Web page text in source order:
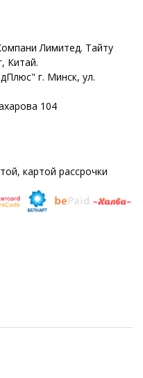
Лимитед. Тайту
Китай.
г. Минск, ул.
104
картой рассрочки